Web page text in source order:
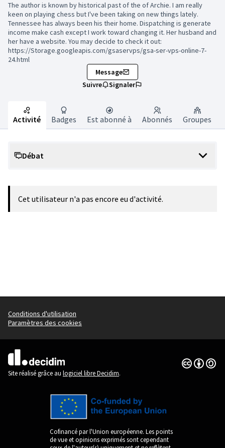
The author is known by historical past of the of Archie. I am really
keen on playing chess but I've been taking on new things lately.
Tennessee has always been his their home. Dispatching is generate
income make cash except I work toward changing it. Her husband and
her have a website. You may decide to check it out:
https://Storage.googleapis.com/gsaservps/gsa-ser-vps-online-7-
24.html
Message
Suivre
Signaler
Activité Badges Est abonné à Abonnés Groupes
Débat
Cet utilisateur n'a pas encore eu d'activité.
Conditions d'utilisation
Paramètres des cookies
(Lien externe)
Site réalisé grâce au logiciel libre Decidim.
Licence
(Lien
Cofinancé par l'Union européenne. Les points
de vue et opinions exprimés sont cependant